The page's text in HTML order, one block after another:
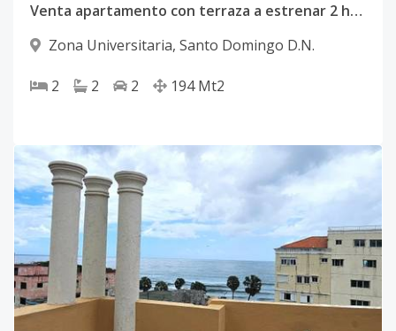
Venta apartamento con terraza a estrenar 2 habitaciones en Zona Universitaria
Zona Universitaria, Santo Domingo D.N.
2 2 2 194 Mt2